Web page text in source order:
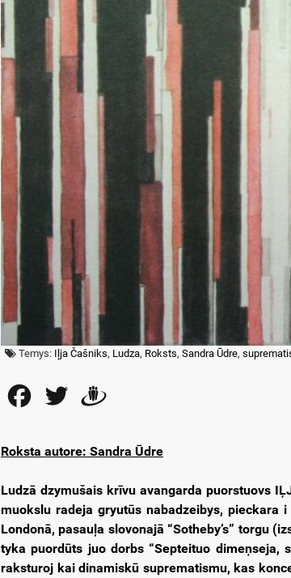
Temys: Iļja Čašniks, Ludza, Roksts, Sandra Ūdre,
FacebookTwitter
Roksta autore: Sandra Ūdre
Ludzā dzymušais krīvu avangarda puorstuovs
muokslu radeja gryutūs nabadzeibys, pieckara
Londonā, pasauļa slovonajā “Sotheby’s” torgu
tyka puordūts juo dorbs “Septeituo
raksturoj kai dinamiskū suprematismu, kas